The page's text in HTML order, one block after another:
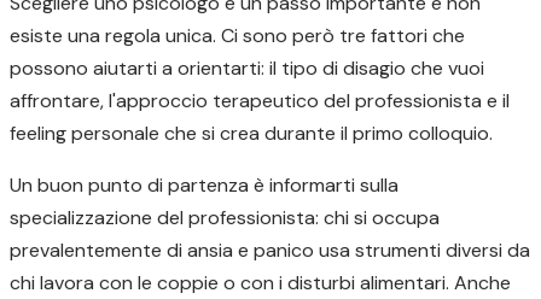
esiste una regola unica. Ci sono però tre fattori che
possono aiutarti a orientarti: il tipo di disagio che vuoi
affrontare, l'approccio terapeutico del professionista e il
feeling personale che si crea durante il primo colloquio.
Un buon punto di partenza è informarti sulla
specializzazione del professionista: chi si occupa
prevalentemente di ansia e panico usa strumenti diversi da
chi lavora con le coppie o con i disturbi alimentari. Anche